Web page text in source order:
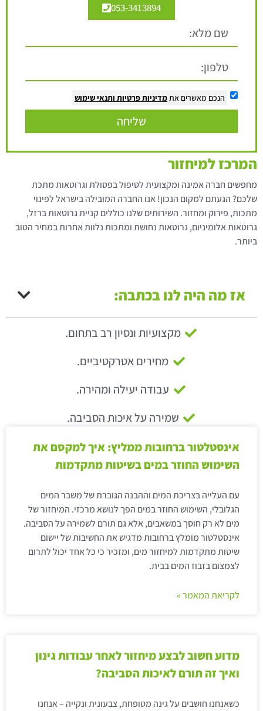
053-3413894
הנכם מאשרים אתמדיניות פרטיות ותנאי שימוש
שליחה
המרכז למיחזור
מחפשים חברה אמינה ומקצועית לטיפול בפסולת וגרוטאות מתכת
שלכם? הגעתם למקום הנכון! אנו החברה המובילה בישראל לפינוי
מתכות, פירוק ומחזור. השירותים שלנו כוללים קניית גרוטאות ברזל,
גרוטאות אלומיניום, גרוטאות נחושת ומתכות נלוות אחרות במחיר הטוב
ביותר.
אז מה היה לנו בכתבה:
מקצועיות ונסיון רב בתחום.
מחירים אטרקטיביים.
עבודה יעילה ומהירה.
שמירה על איכות הסביבה.
אינסטלטור ברחובות ממליץ: איך למקסם את
השימוש החוזר במים בשיטות מתקדמות
עם העלייה בצריכת המים וההבנה הגוברת של משבר המים
הגלובלי, השימוש החוזר במים הפך לנושא מרכזי. המיחזור של
מים לא רק חוסך במשאבים, אלא גם תורם לשמירה על הסביבה.
אינסטלטור מומלץ ברחובות מדגיש את החשיבות של יישום
שיטות מתקדמות למיחזור מים, ומזכיר כי כל אחד יכול לתרום
לצמצום בזבוז המים בבית.
לקריאת המאמר »
מדוע חשוב לבצע מיחזור לאחר עבודות גינון
ואיך זה תורם לאיכות הסביבה?
כשאנחנו חושבים על גינה מטופחת, צבעונית ונקייה – אנחנו